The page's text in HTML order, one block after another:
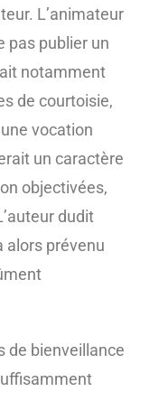
L’animateur
pas publier un
notamment
de courtoisie,
vocation
un caractère
objectivées,
dudit
alors prévenu
de bienveillance